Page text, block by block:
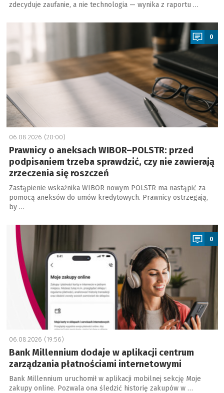
zdecyduje zaufanie, a nie technologia — wynika z raportu …
a
0
06.08.2026 (20:00)
Prawnicy o aneksach WIBOR–POLSTR: przed
podpisaniem trzeba sprawdzić, czy nie zawierają
zrzeczenia się roszczeń
Zastąpienie wskaźnika WIBOR nowym POLSTR ma nastąpić za
pomocą aneksów do umów kredytowych. Prawnicy ostrzegają,
by …
0
06.08.2026 (19:56)
Bank Millennium dodaje w aplikacji centrum
zarządzania płatnościami internetowymi
Bank Millennium uruchomił w aplikacji mobilnej sekcję Moje
zakupy online. Pozwala ona śledzić historię zakupów w …